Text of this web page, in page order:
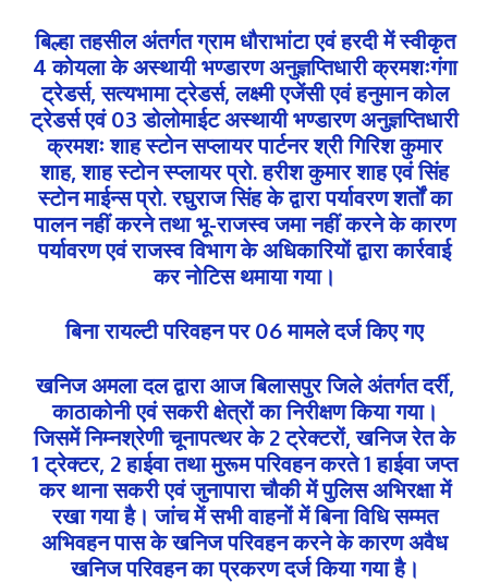
बिल्हा तहसील अंतर्गत ग्राम धौराभांटा एवं हरदी में स्वीकृत
4 कोयला के अस्थायी भण्डारण अनुज्ञप्तिधारी क्रमशःगंगा
ट्रेडर्स, सत्यभामा ट्रेडर्स, लक्ष्मी एजेंसी एवं हनुमान कोल
ट्रेडर्स एवं 03 डोलोमाईट अस्थायी भण्डारण अनुज्ञप्तिधारी
क्रमशः शाह स्टोन सप्लायर पार्टनर श्री गिरिश कुमार
शाह, शाह स्टोन स्प्लायर प्रो. हरीश कुमार शाह एवं सिंह
स्टोन माईन्स प्रो. रघुराज सिंह के द्वारा पर्यावरण शर्तों का
पालन नहीं करने तथा भू-राजस्व जमा नहीं करने के कारण
पर्यावरण एवं राजस्व विभाग के अधिकारियों द्वारा कार्रवाई
कर नोटिस थमाया गया।
बिना रायल्टी परिवहन पर 06 मामले दर्ज किए गए
खनिज अमला दल द्वारा आज बिलासपुर जिले अंतर्गत दर्री,
काठाकोनी एवं सकरी क्षेत्रों का निरीक्षण किया गया।
जिसमें निम्नश्रेणी चूनापत्थर के 2 ट्रेक्टरों, खनिज रेत के
1 ट्रेक्टर, 2 हाईवा तथा मुरूम परिवहन करते 1 हाईवा जप्त
कर थाना सकरी एवं जुनापारा चौकी में पुलिस अभिरक्षा में
रखा गया है। जांच में सभी वाहनों में बिना विधि सम्मत
अभिवहन पास के खनिज परिवहन करने के कारण अवैध
खनिज परिवहन का प्रकरण दर्ज किया गया है।